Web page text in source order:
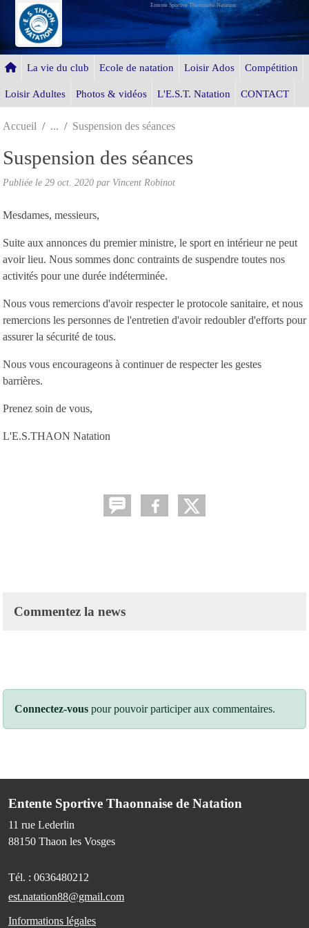
Entente Sportive Thaonnaise Natation
La vie du club Ecole de natation Loisir Ados Compétition
Loisir Adultes Photos & vidéos L'E.S.T. Natation CONTACT
Accueil Suspension des séances
Suspension des séances
Publiée le 29 oct. 2020 par Vincent Robinot
Mesdames, messieurs,
Suite aux annonces du premier ministre, le sport en intérieur ne peut
avoir lieu. Nous sommes donc contraints de suspendre toutes nos
activités pour une durée indéterminée.
Nous vous remercions d'avoir respecter le protocole sanitaire, et nous
remercions les personnes de l'entretien d'avoir redoubler d'efforts pour
assurer la sécurité de tous.
Nous vous encourageons à continuer de respecter les gestes
barrières.
Prenez soin de vous,
L'E.S.THAON Natation
Commentez la news
Connectez-vous pour pouvoir participer aux commentaires.
Entente Sportive Thaonnaise de Natation
11 rue Lederlin
88150 Thaon les Vosges
Tél. : 0636480212
est.natation88@gmail.com
Informations légales
Panneau de gestion des cookies